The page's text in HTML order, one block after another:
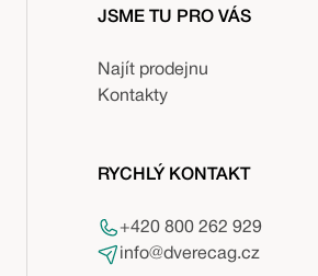
JSME TU PRO VÁS
Najít prodejnu
Kontakty
RYCHLÝ KONTAKT
+420 800 262 929
info@dverecag.cz